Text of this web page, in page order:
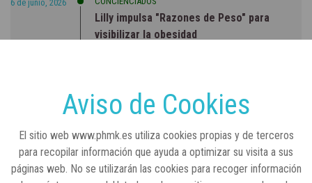
6 de junio, 2026
Lilly impulsa "Razones de Peso" para
visibilizar la obesidad
Real Academia Nacional de Farmacia: un
laboratorio de ideas que se ha adaptado a
Aviso de Cookies
El sitio web www.phmk.es utiliza cookies propias y de terceros
para recopilar información que ayuda a optimizar su visita a sus
páginas web. No se utilizarán las cookies para recoger información